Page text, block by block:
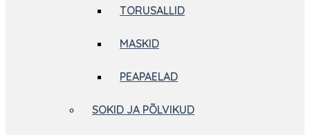
TORUSALLID
MASKID
PEAPAELAD
SOKID JA PÕLVIKUD